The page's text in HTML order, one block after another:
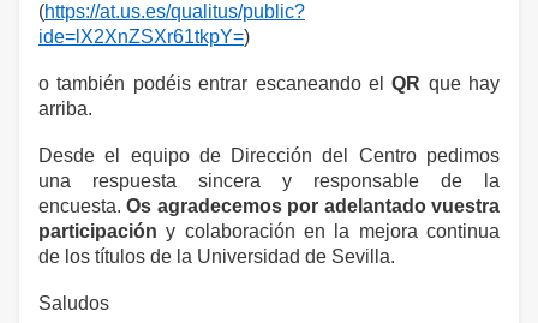
(https://at.us.es/qualitus/public?
ide=lX2XnZSXr61tkpY=)
o también podéis entrar escaneando elQR que hay
arriba.
Desde el equipo de Dirección del Centro pedimos
una respuesta sincera y responsable de la
encuesta. Os agradecemos por adelantado vuestra
participación y colaboración en la mejora continua
de los títulos de la Universidad de Sevilla.
Saludos